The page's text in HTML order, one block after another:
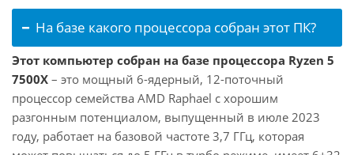
На базе какого процессора собран этот ПК?
Этот компьютер собран на базе процессора Ryzen 5
7500X – это мощный 6-ядерный, 12-поточный
процессор семейства AMD Raphael с хорошим
разгонным потенциалом, выпущенный в июле 2023
году, работает на базовой частоте 3,7 ГГц, которая